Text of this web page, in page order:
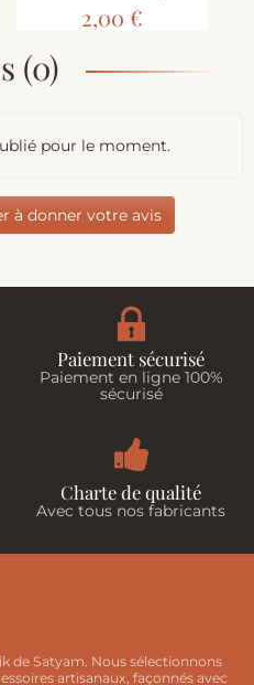
2,00 €
(0)
pour le moment.
à donner votre avis
Paiement sécurisé
Paiement en ligne 100%
sécurisé
Charte de qualité
Avec tous nos fabricants
de Satyam. Nous sélectionnons
artisanaux, façonnés avec